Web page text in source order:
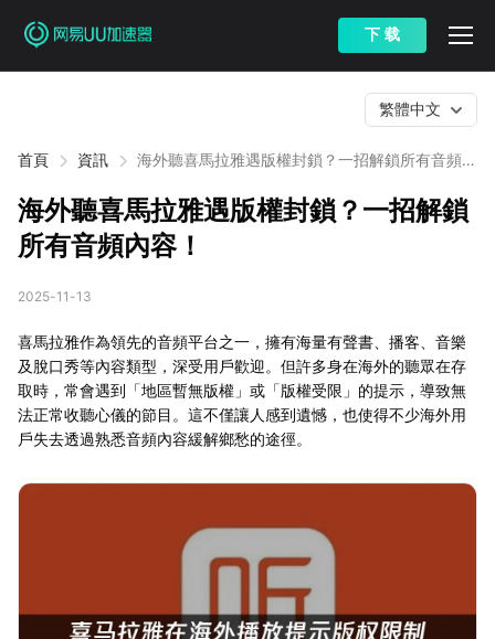
下 载
首頁 資訊
海外聽喜馬拉雅遇版權封鎖？一招解鎖所有音頻內
繁體中文
海外聽喜馬拉雅遇版權封鎖？一招解鎖
所有音頻內容！
2025-11-13
喜馬拉雅作為領先的音頻平台之一，擁有海量有聲書、播客、音樂
及脫口秀等內容類型，深受用戶歡迎。但許多身在海外的聽眾在存
取時，常會遇到「地區暫無版權」或「版權受限」的提示，導致無
法正常收聽心儀的節目。這不僅讓人感到遺憾，也使得不少海外用
戶失去透過熟悉音頻內容緩解鄉愁的途徑。